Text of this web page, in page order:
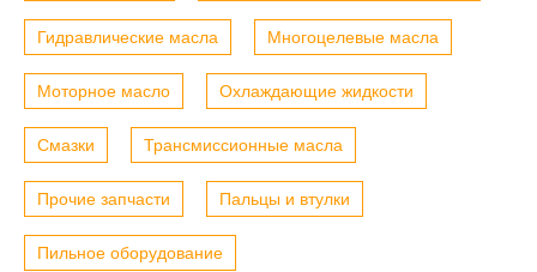
Гидравлические масла Многоцелевые масла
Моторное масло Охлаждающие жидкости
Смазки Трансмиссионные масла
Прочие запчасти Пальцы и втулки
Пильное оборудование